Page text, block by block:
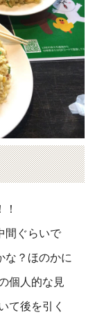
間ぐらいで
な？ほのかに
個人的な見
て後を引く